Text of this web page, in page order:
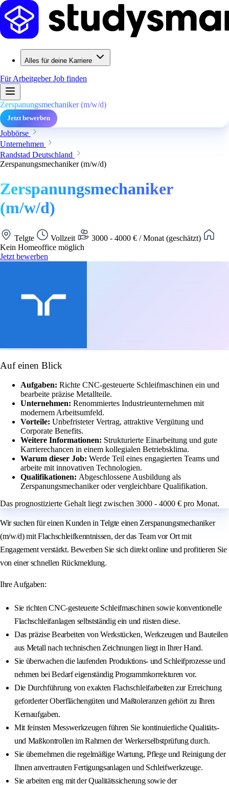
Alles für deine Karriere
Für ArbeitgeberJob finden
Zerspanungsmechaniker (m/w/d)
Jetzt bewerben
Jobbörse
Unternehmen
Randstad Deutschland
Zerspanungsmechaniker (m/w/d)
Zerspanungsmechaniker
(m/w/d)
Telgte Vollzeit
3000 - 4000 € / Monat (geschätzt)
Kein Homeoffice möglich
Jetzt bewerben
Auf einen Blick
Aufgaben: Richte CNC-gesteuerte Schleifmaschinen ein und
bearbeite präzise Metallteile.
Unternehmen: Renommiertes Industrieunternehmen mit
modernem Arbeitsumfeld.
Vorteile: Unbefristeter Vertrag, attraktive Vergütung und
Corporate Benefits.
Weitere Informationen: Strukturierte Einarbeitung und gute
Karrierechancen in einem kollegialen Betriebsklima.
Warum dieser Job: Werde Teil eines engagierten Teams und
arbeite mit innovativen Technologien.
Qualifikationen: Abgeschlossene Ausbildung als
Zerspanungsmechaniker oder vergleichbare Qualifikation.
Das prognostizierte Gehalt liegt zwischen 3000 - 4000 € pro Monat.
Wir suchen für einen Kunden in Telgte einen Zerspanungsmechaniker
(m/w/d) mit Flachschleifkenntnissen, der das Team vor Ort mit
Engagement verstärkt. Bewerben Sie sich direkt online und profitieren Sie
von einer schnellen Rückmeldung.
Ihre Aufgaben:
Sie richten CNC-gesteuerte Schleifmaschinen sowie konventionelle
Flachschleifanlagen selbstständig ein und rüsten diese.
Das präzise Bearbeiten von Werkstücken, Werkzeugen und Bauteilen
aus Metall nach technischen Zeichnungen liegt in Ihrer Hand.
Sie überwachen die laufenden Produktions- und Schleifprozesse und
nehmen bei Bedarf eigenständig Programmkorrekturen vor.
Die Durchführung von exakten Flachschleifarbeiten zur Erreichung
geforderter Oberflächengüten und Maßtoleranzen gehört zu Ihren
Kernaufgaben.
Mit feinsten Messwerkzeugen führen Sie kontinuierliche Qualitäts-
und Maßkontrollen im Rahmen der Werkerselbstprüfung durch.
Sie übernehmen die regelmäßige Wartung, Pflege und Reinigung der
Ihnen anvertrauten Fertigungsanlagen und Schleifwerkzeuge.
Sie arbeiten eng mit der Qualitätssicherung sowie der